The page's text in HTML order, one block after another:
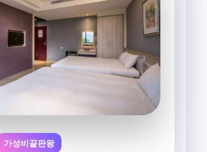
가성비끝판왕